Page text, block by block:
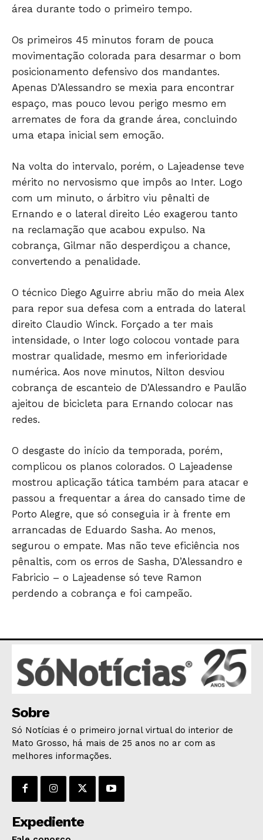
JUNTE-SE NO WHATSAPP
HOME
POLÍTICA
POLÍCIA
ECONOMIA
GERAL
EDUCAÇÃO
SAÚDE
AGRONOTÍCIAS
ÚLTIMAS NOTÍCIAS
área durante todo o primeiro tempo.
Os primeiros 45 minutos foram de pouca
movimentação colorada para desarmar o bom
posicionamento defensivo dos mandantes.
Apenas D’Alessandro se mexia para encontrar
espaço, mas pouco levou perigo mesmo em
arremates de fora da grande área, concluindo
uma etapa inicial sem emoção.
Na volta do intervalo, porém, o Lajeadense teve
mérito no nervosismo que impôs ao Inter. Logo
com um minuto, o árbitro viu pênalti de
Ernando e o lateral direito Léo exagerou tanto
na reclamação que acabou expulso. Na
cobrança, Gilmar não desperdiçou a chance,
convertendo a penalidade.
O técnico Diego Aguirre abriu mão do meia Alex
para repor sua defesa com a entrada do lateral
direito Claudio Winck. Forçado a ter mais
intensidade, o Inter logo colocou vontade para
mostrar qualidade, mesmo em inferioridade
numérica. Aos nove minutos, Nilton desviou
cobrança de escanteio de D’Alessandro e Paulão
ajeitou de bicicleta para Ernando colocar nas
redes.
O desgaste do início da temporada, porém,
complicou os planos colorados. O Lajeadense
mostrou aplicação tática também para atacar e
passou a frequentar a área do cansado time de
Porto Alegre, que só conseguia ir à frente em
arrancadas de Eduardo Sasha. Ao menos,
segurou o empate. Mas não teve eficiência nos
pênaltis, com os erros de Sasha, D’Alessandro e
Fabricio – o Lajeadense só teve Ramon
perdendo a cobrança e foi campeão.
Sobre
Só Notícias é o primeiro jornal virtual do interior de
Mato Grosso, há mais de 25 anos no ar com as
melhores informações.
Expediente